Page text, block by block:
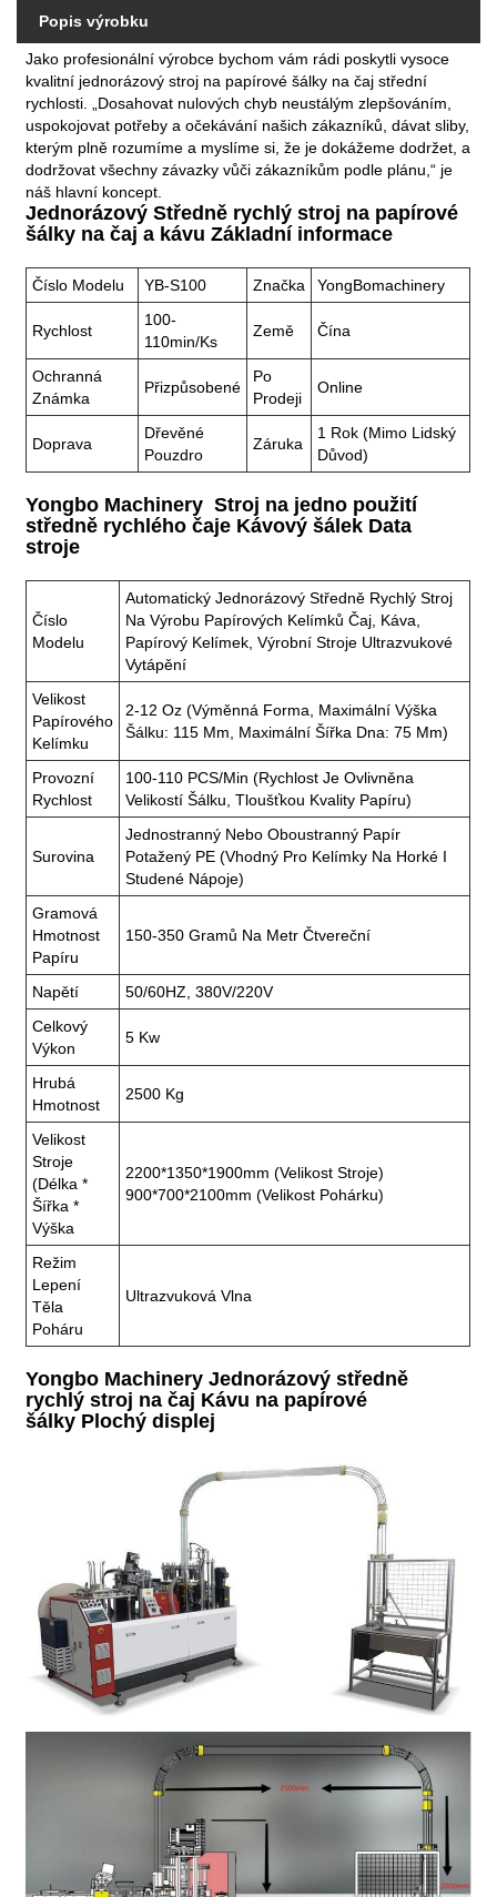
Popis výrobku
Jako profesionální výrobce bychom vám rádi poskytli vysoce
kvalitní jednorázový stroj na papírové šálky na čaj střední
rychlosti. „Dosahovat nulových chyb neustálým zlepšováním,
uspokojovat potřeby a očekávání našich zákazníků, dávat sliby,
kterým plně rozumíme a myslíme si, že je dokážeme dodržet, a
dodržovat všechny závazky vůči zákazníkům podle plánu,“ je
náš hlavní koncept.
Jednorázový Středně rychlý stroj na papírové
šálky na čaj a kávu Základní informace
Číslo Modelu YB-S100 Značka YongBomachinery
Rychlost
100-
110min/ks
Země Čína
Ochranná
Známka
Přizpůsobené
Po
Prodeji
Online
Doprava
Dřevěné
Pouzdro
Záruka
1 Rok (mimo Lidský
Důvod)
Yongbo Machinery Stroj na jedno použití
středně rychlého čaje Kávový šálek Data
stroje
Číslo
Modelu
Automatický Jednorázový Středně Rychlý Stroj
Na Výrobu Papírových Kelímků Čaj, Káva,
Papírový Kelímek, Výrobní Stroje Ultrazvukové
Vytápění
Velikost
Papírového
Kelímku
2-12 Oz (výměnná Forma, Maximální Výška
Šálku: 115 Mm, Maximální Šířka Dna: 75 Mm)
Provozní
Rychlost
100-110 PCS/min (rychlost Je Ovlivněna
Velikostí Šálku, Tloušťkou Kvality Papíru)
Surovina
Jednostranný Nebo Oboustranný Papír
Potažený PE (vhodný Pro Kelímky Na Horké I
Studené Nápoje)
Gramová
Hmotnost
Papíru
150-350 Gramů Na Metr Čtvereční
Napětí
50/60HZ, 380V/220V
Celkový
Výkon
5 Kw
Hrubá
Hmotnost
2500 Kg
Velikost
Stroje
(délka *
Šířka *
Výška
2200*1350*1900mm (velikost Stroje)
900*700*2100mm (velikost Pohárku)
Režim
Lepení
Těla
Poháru
Ultrazvuková Vlna
Yongbo Machinery Jednorázový středně
rychlý stroj na čaj Kávu na papírové
šálky Plochý displej